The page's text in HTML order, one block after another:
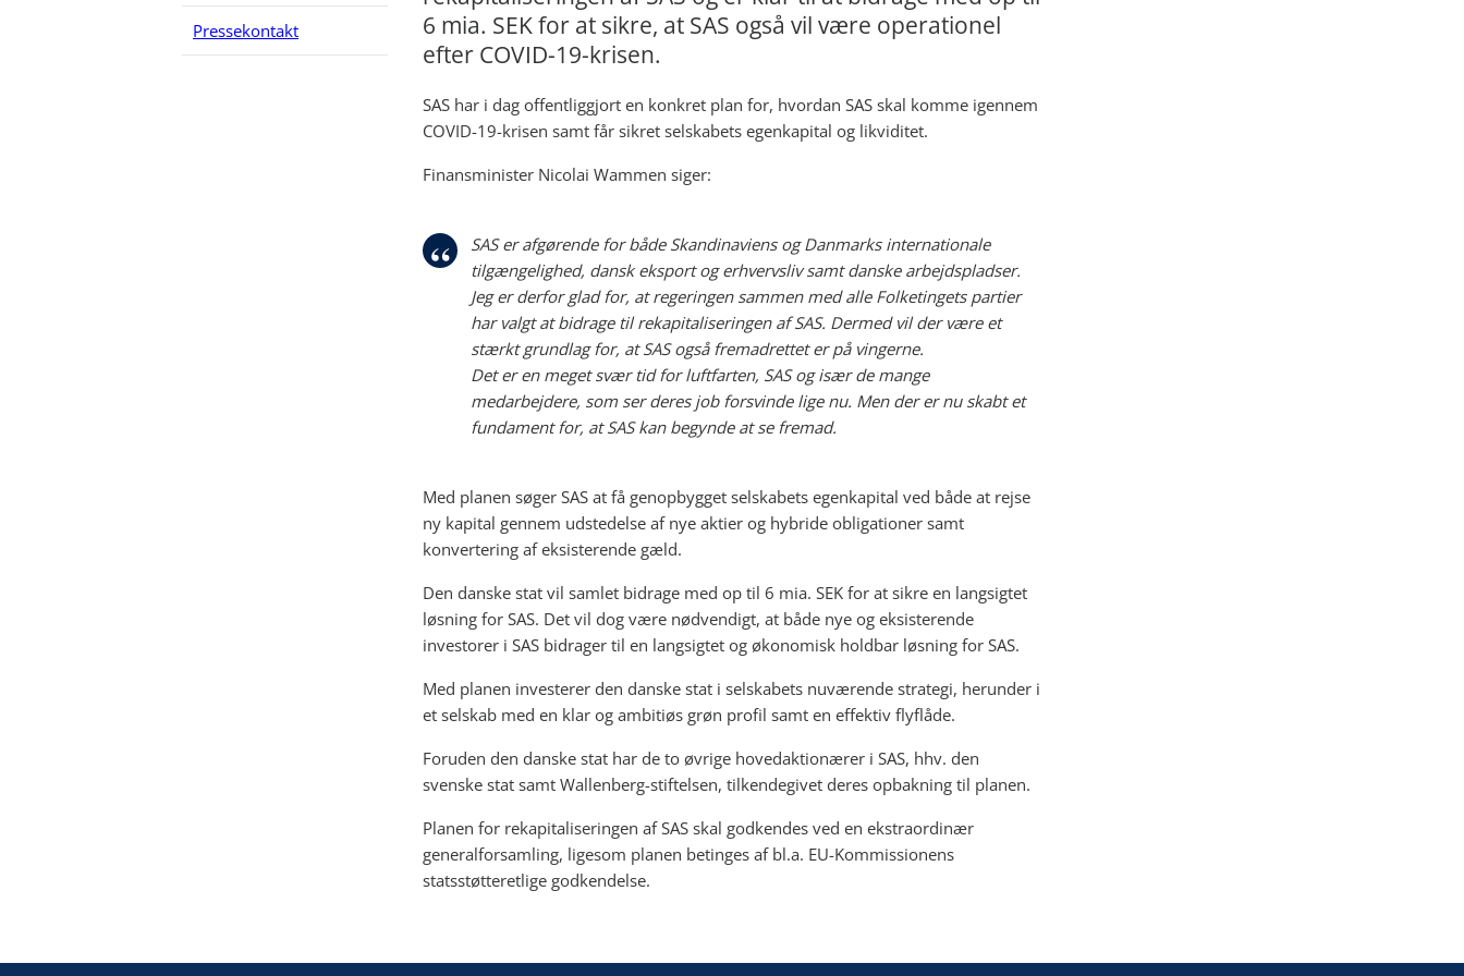
Pressekontakt
6 mia. SEK for at sikre, at SAS også vil være operationel
efter COVID-19-krisen.
SAS har i dag offentliggjort en konkret plan for, hvordan SAS skal komme igennem
COVID-19-krisen samt får sikret selskabets egenkapital og likviditet.
Finansminister Nicolai Wammen siger:
SAS er afgørende for både Skandinaviens og Danmarks internationale
tilgængelighed, dansk eksport og erhvervsliv samt danske arbejdspladser.
Jeg er derfor glad for, at regeringen sammen med alle Folketingets partier
har valgt at bidrage til rekapitaliseringen af SAS. Dermed vil der være et
stærkt grundlag for, at SAS også fremadrettet er på vingerne.
Det er en meget svær tid for luftfarten, SAS og især de mange
medarbejdere, som ser deres job forsvinde lige nu. Men der er nu skabt et
fundament for, at SAS kan begynde at se fremad.
Med planen søger SAS at få genopbygget selskabets egenkapital ved både at rejse
ny kapital gennem udstedelse af nye aktier og hybride obligationer samt
konvertering af eksisterende gæld.
Den danske stat vil samlet bidrage med op til 6 mia. SEK for at sikre en langsigtet
løsning for SAS. Det vil dog være nødvendigt, at både nye og eksisterende
investorer i SAS bidrager til en langsigtet og økonomisk holdbar løsning for SAS.
Med planen investerer den danske stat i selskabets nuværende strategi, herunder i
et selskab med en klar og ambitiøs grøn profil samt en effektiv flyflåde.
Foruden den danske stat har de to øvrige hovedaktionærer i SAS, hhv. den
svenske stat samt Wallenberg-stiftelsen, tilkendegivet deres opbakning til planen.
Planen for rekapitaliseringen af SAS skal godkendes ved en ekstraordinær
generalforsamling, ligesom planen betinges af bl.a. EU-Kommissionens
statsstøtteretlige godkendelse.